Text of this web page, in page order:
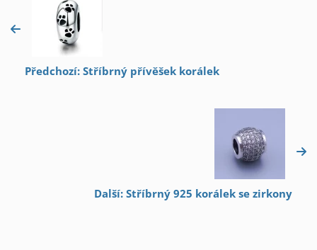
Předchozí: Stříbrný přívěšek korálek
Další: Stříbrný 925 korálek se zirkony